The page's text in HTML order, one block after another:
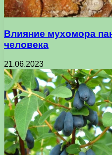
Влияние мухомора
человека
21.06.2023